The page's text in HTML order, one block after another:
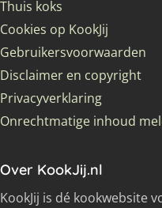
Thuis koks
Cookies op KookJij
Gebruikersvoorwaarden
Disclaimer en copyright
Privacyverklaring
Onrechtmatige inhoud
Over KookJij.nl
KookJij is dé kookwebsite